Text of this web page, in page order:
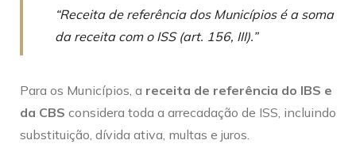
“Receita de referência dos Municípios é a soma
da receita com o ISS (art. 156, III).”
Para os Municípios, a receita de referência do IBS e
da CBS considera toda a arrecadação de ISS, incluindo
substituição, dívida ativa, multas e juros.